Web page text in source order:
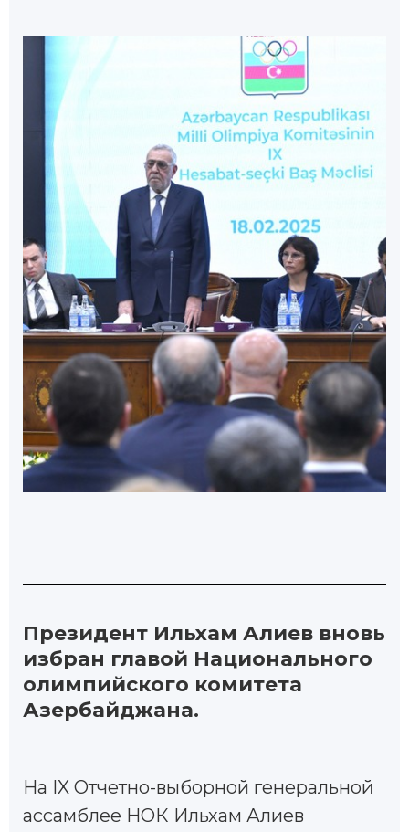
Президент Ильхам Алиев вновь
избран главой Национального
олимпийского комитета
Азербайджана.
Hа IX Отчетно-выборной генеральной
ассамблее НОК Ильхам Алиев